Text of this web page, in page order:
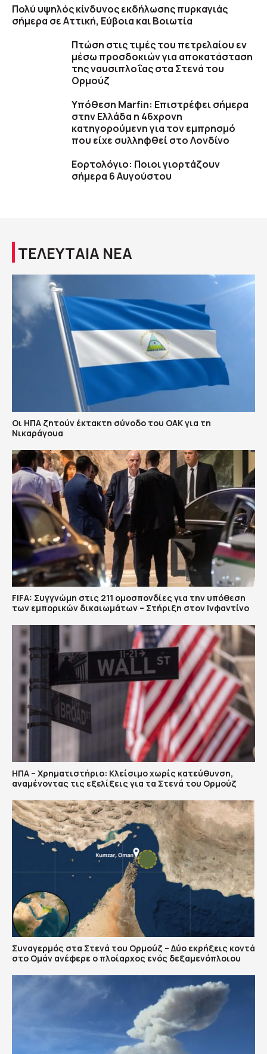
Πολύ υψηλός κίνδυνος εκδήλωσης πυρκαγιάς
σήμερα σε Αττική, Εύβοια και Βοιωτία
Πτώση στις τιμές του πετρελαίου εν
μέσω προσδοκιών για αποκατάσταση
της ναυσιπλοΐας στα Στενά του
Ορμούζ
Υπόθεση Marfin: Επιστρέφει σήμερα
στην Ελλάδα η 46χρονη
κατηγορούμενη για τον εμπρησμό
που είχε συλληφθεί στο Λονδίνο
Εορτολόγιο: Ποιοι γιορτάζουν
σήμερα 6 Αυγούστου
ΤΕΛΕΥΤΑΙΑ ΝΕΑ
Οι ΗΠΑ ζητούν έκτακτη σύνοδο του ΟΑΚ για τη
Νικαράγουα
FIFA: Συγγνώμη στις 211 ομοσπονδίες για την υπόθεση
των εμπορικών δικαιωμάτων – Στήριξη στον Ινφαντίνο
ΗΠΑ – Χρηματιστήριο: Κλείσιμο χωρίς κατεύθυνση,
αναμένοντας τις εξελίξεις για τα Στενά του Ορμούζ
Συναγερμός στα Στενά του Ορμούζ – Δύο εκρήξεις κοντά
στο Ομάν ανέφερε ο πλοίαρχος ενός δεξαμενόπλοιου